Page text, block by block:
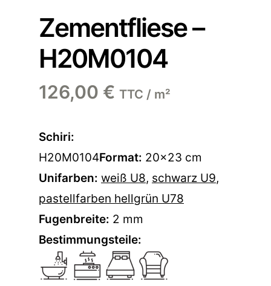
Zementfliese –
H20M0104
126,00 € TTC / m²
Schiri:
H20M0104Format: 20×23 cm
Unifarben: weiß U8, schwarz U9,
pastellfarben hellgrün U78
Fugenbreite: 2 mm
Bestimmungsteile: